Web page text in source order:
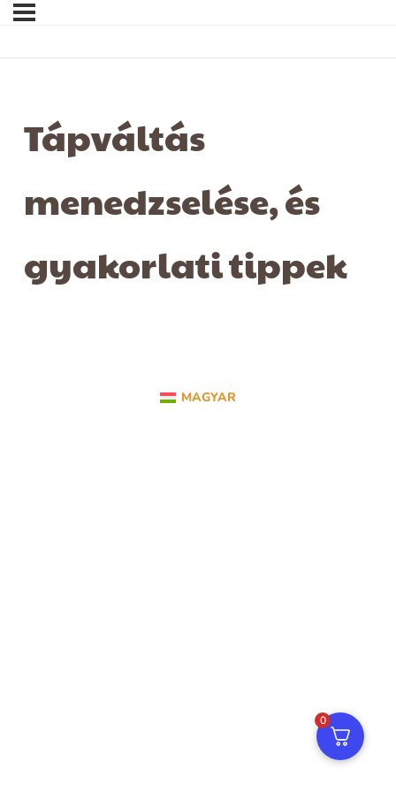
Tápváltás
menedzselése, és
gyakorlati tippek
MAGYAR
0